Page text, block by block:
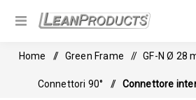
Home / Green Frame / GF-N Ø 28
Connettori 90° / Connettore